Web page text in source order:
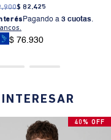
.900$ 82.425
Pagando a 3 cuotas.
$ 76.930
40% OFF